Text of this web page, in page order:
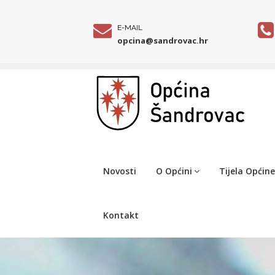
E-MAIL
opcina@sandrovac.hr
Novosti O Općini Tijela Općine
Kontakt